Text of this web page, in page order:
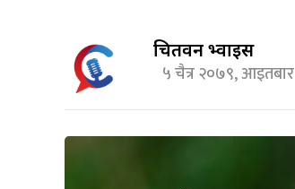
चितवन भ्वाईस
५ चैत्र २०७९, आइतबार